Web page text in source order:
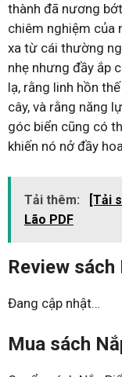
thành đã nương
chiêm nghiệm của
xa từ cái thường
nhẹ nhưng đầy ắp
lạ, rằng linh hồn
cây, và rằng năng
góc biển cũng có
khiến nó nở đầy
Tải thêm:
[Tải
Lão PDF
Review sách
Đang cập nhật…
Mua sách